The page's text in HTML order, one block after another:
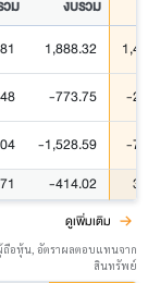
ม งบรวม
1,888.32
-773.75 -
-1,528.59 -
-414.02
ดูเพิ่มเติม
อหุ้น, อัตราผลตอบแทนจาก
สินทรัพย์